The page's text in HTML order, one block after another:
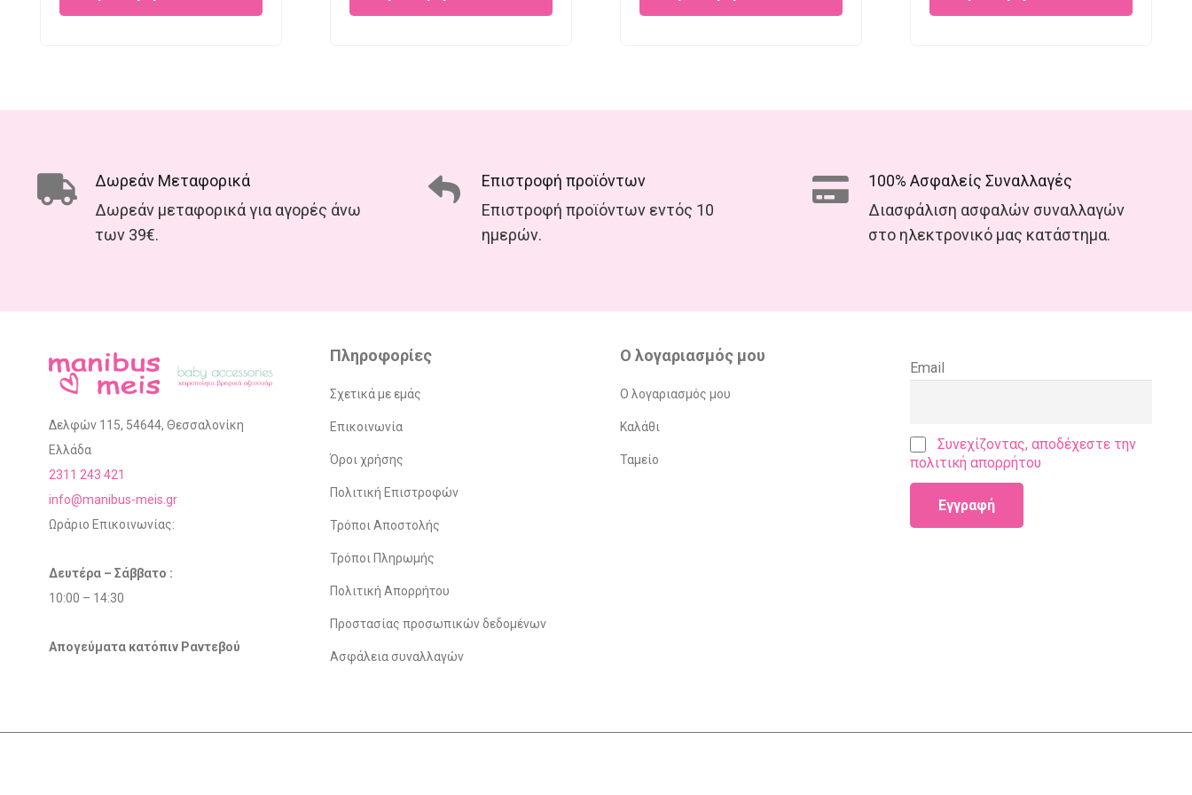
€13.90.€10.00.
€26.00.€15.00.
€23.95.€19.95.
€25.00.€18.00.
Δωρεάν Μεταφορικά
Δωρεάν μεταφορικά για αγορές άνω
των 39€.
Επιστροφή προϊόντων
Επιστροφή προϊόντων εντός 10
ημερών.
100% Ασφαλείς Συναλλαγές
Διασφάλιση ασφαλών συναλλαγών
στο ηλεκτρονικό μας κατάστημα.
Δελφών 115, 54644, Θεσσαλονίκη
Ελλάδα
2311 243 421
info@manibus-meis.gr
Ωράριο Επικοινωνίας:
Δευτέρα – Σάββατο :
10:00 – 14:30
Απογεύματα κατόπιν Ραντεβού
Πληροφορίες
Σχετικά με εμάς
Επικοινωνία
Όροι χρήσης
Πολιτική Επιστροφών
Τρόποι Αποστολής
Τρόποι Πληρωμής
Πολιτική Απορρήτου
Προστασίας προσωπικών δεδομένων
Ασφάλεια συναλλαγών
Ο λογαριασμός μου
Ο λογαριασμός μου
Καλάθι
Ταμείο
Email
Συνεχίζοντας, αποδέχεστε την
πολιτική απορρήτου